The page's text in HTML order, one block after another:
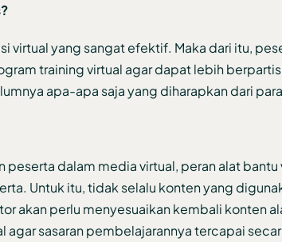
virtual yang sangat efektif. Maka dari itu,
training virtual agar dapat lebih
apa-apa saja yang diharapkan dari
dalam media virtual, peran alat
Untuk itu, tidak selalu konten yang
akan perlu menyesuaikan kembali konten
sasaran pembelajarannya tercapai